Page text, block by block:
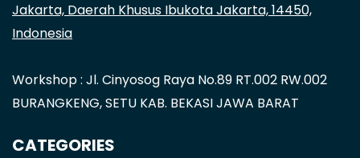
Jakarta, Daerah Khusus Ibukota Jakarta, 14450,
Indonesia
Workshop : Jl. Cinyosog Raya No.89 RT.002 RW.002
BURANGKENG, SETU KAB. BEKASI JAWA BARAT
CATEGORIES